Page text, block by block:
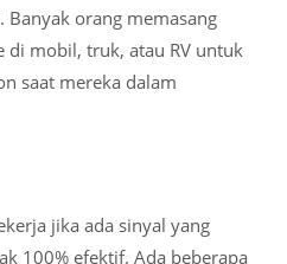
orang memasang
di mobil, truk, atau RV untuk
saat mereka dalam
jika ada sinyal yang
100% efektif. Ada beberapa